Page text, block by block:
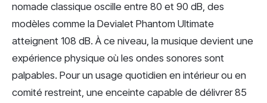
nomade classique oscille entre 80 et 90 dB, des
modèles comme la Devialet Phantom Ultimate
atteignent 108 dB. À ce niveau, la musique devient une
expérience physique où les ondes sonores sont
palpables. Pour un usage quotidien en intérieur ou en
comité restreint, une enceinte capable de délivrer 85